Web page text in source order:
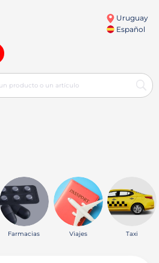
Uruguay
Español
Farmacias Viajes Taxi